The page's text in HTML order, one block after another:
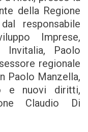
della Regione
responsabile
Imprese,
Paolo
regionale
Paolo Manzella,
e nuovi diritti,
Claudio Di